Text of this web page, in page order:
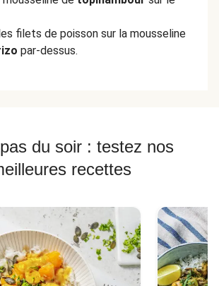
filets de poisson sur la mousseline
par-dessus.
du soir : testez nos
recettes